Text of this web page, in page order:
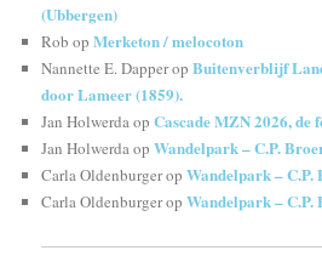
(Ubbergen)
Rob opMerketon / melocoton
Nannette E. DapperopBuitenverblijf
door Lameer (1859).
Jan HolwerdaopCascade MZN 2026, de
Jan HolwerdaopWandelpark – C.P.
Carla OldenburgeropWandelpark – C.P.
Carla OldenburgeropWandelpark – C.P.